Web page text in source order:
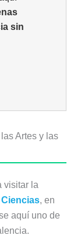
sin
Artes y las
visitar la
, en
aquí uno de